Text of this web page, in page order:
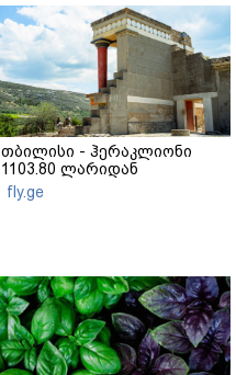
თბილისი - ჰერაკლიონი
1103.80 ლარიდან
fly.ge